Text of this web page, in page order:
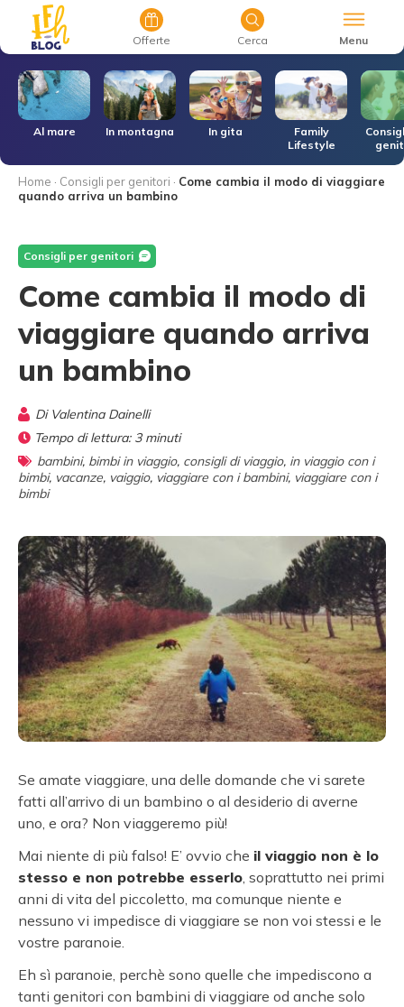
Menu
Cerca
Offerte
Al mare In montagna In gita
Family
Lifestyle
Home · Consigli per genitori · Come cambia il modo di viaggiare
quando arriva un bambino
Consigli per genitori
Come cambia il modo di
viaggiare quando arriva
un bambino
Di Valentina Dainelli
Tempo di lettura: 3 minuti
bambini, bimbi in viaggio, consigli di viaggio, in viaggio con i
bimbi, vacanze, vaiggio, viaggiare con i bambini, viaggiare con i
bimbi
Se amate viaggiare, una delle domande che vi sarete
fatti all’arrivo di un bambino o al desiderio di averne
uno, e ora? Non viaggeremo più!
Mai niente di più falso! E’ ovvio che il viaggio non è lo
stesso e non potrebbe esserlo, soprattutto nei primi
anni di vita del piccoletto, ma comunque niente e
nessuno vi impedisce di viaggiare se non voi stessi e le
vostre paranoie.
Eh sì paranoie, perchè sono quelle che impediscono a
tanti genitori con bambini di viaggiare od anche solo